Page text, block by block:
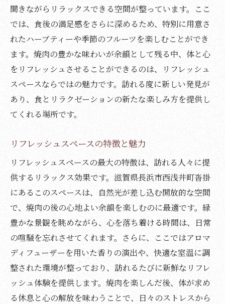
聞きながらリラックスできる空間が整っています。ここ
では、食後の満足感をさらに深めるため、特別に用意さ
れたハーブティーや季節のフルーツを楽しむことができ
ます。焼肉の豊かな味わいが余韻として残る中、体と心
をリフレッシュさせることができるのは、リフレッシュ
スペースならではの魅力です。訪れる度に新しい発見が
あり、食とリラクゼーションの新たな楽しみ方を提供し
てくれる場所です。
リフレッシュスペースの特徴と魅力
リフレッシュスペースの最大の特徴は、訪れる人々に提
供するリラックス効果です。滋賀県長浜市西浅井町沓掛
にあるこのスペースは、自然光が差し込む開放的な空間
で、焼肉の後の心地よい余韻を楽しむのに最適です。緑
豊かな景観を眺めながら、心を落ち着ける時間は、日常
の喧騒を忘れさせてくれます。さらに、ここではアロマ
ディフューザーを用いた香りの演出や、快適な室温に調
整された環境が整っており、訪れるたびに新鮮なリフレ
ッシュ体験を提供します。焼肉を楽しんだ後、体が求め
る休息と心の解放を味わうことで、日々のストレスから